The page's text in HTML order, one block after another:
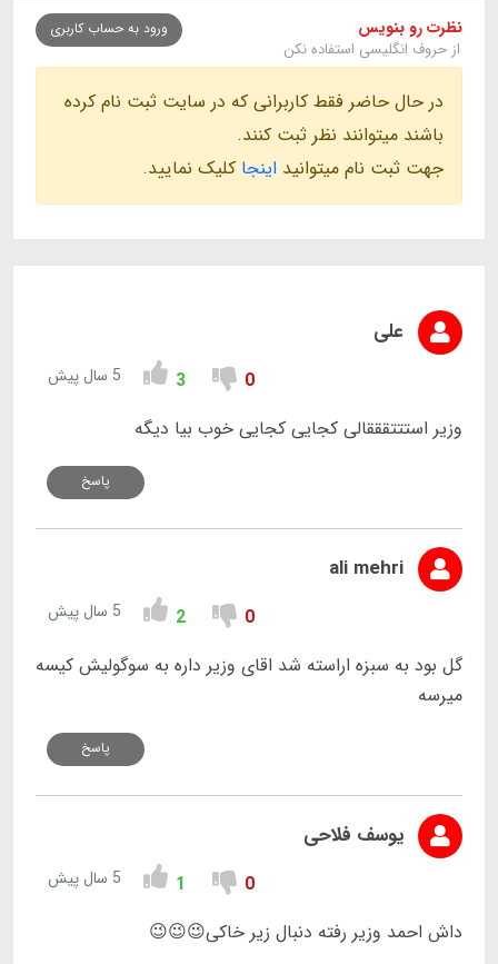
نظرت رو بنویس
از حروف انگلیسی استفاده نکن
ورود به حساب کاربری
در حال حاضر فقط کاربرانی که در سایت ثبت نام کرده
باشند میتوانند نظر ثبت کنند.
جهت ثبت نام میتوانید اینجا کلیک نمایید.
علی
0
3 5 سال پیش
وزیر استتتقققالی کجایی کجایی خوب بیا دیگه
پاسخ
ali mehri
0
2 5 سال پیش
گل بود به سبزه اراسته شد اقای وزیر داره به سوگولیش کیسه
میرسه
پاسخ
یوسف فلاحی
0
1 5 سال پیش
داش احمد وزیر رفته دنبال زیر خاکی😉😉😉